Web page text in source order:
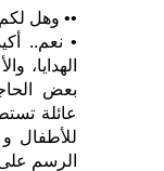
•• وهل
• نعم..
الهدايا،
بعض
عائلة
للأطفال
الرسم